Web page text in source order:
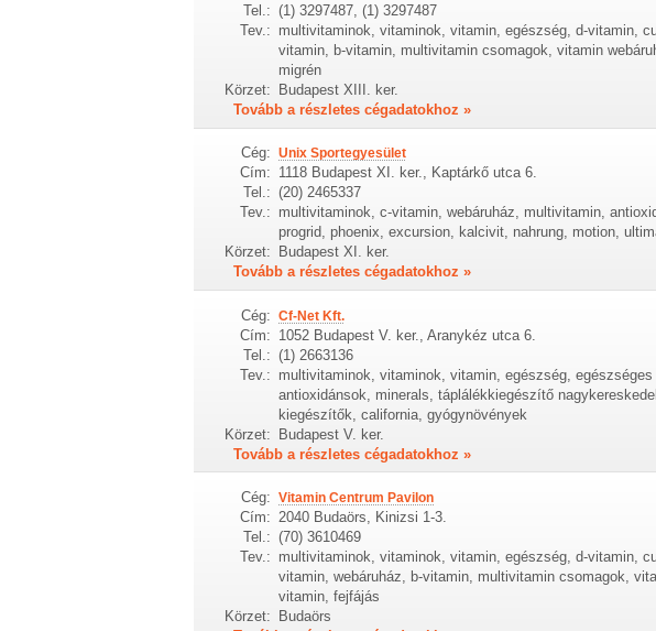
Tel.: (1) 3297487, (1) 3297487
Tev.: multivitaminok, vitaminok, vitamin, egészség, d-vitamin,
vitamin, b-vitamin, multivitamin csomagok, vitamin
migrén
Körzet:
Budapest XIII. ker.
Tovább a részletes cégadatokhoz »
Cég: Unix Sportegyesület
Cím: 1118 Budapest XI. ker., Kaptárkő utca 6.
Tel.: (20) 2465337
Tev.: multivitaminok, c-vitamin, webáruház, multivitamin,
progrid, phoenix, excursion, kalcivit, nahrung, motion,
Körzet:
Budapest XI. ker.
Tovább a részletes cégadatokhoz »
Cég: Cf-Net Kft.
Cím: 1052 Budapest V. ker., Aranykéz utca 6.
Tel.: (1) 2663136
Tev.: multivitaminok, vitaminok, vitamin, egészség, egészséges
antioxidánsok, minerals, táplálékkiegészítő
kiegészítők, california, gyógynövények
Körzet: Budapest V. ker.
Tovább a részletes cégadatokhoz »
Cég: Vitamin Centrum Pavilon
Cím: 2040 Budaörs, Kinizsi 1-3.
Tel.: (70) 3610469
Tev.: multivitaminok, vitaminok, vitamin, egészség, d-vitamin,
vitamin, webáruház, b-vitamin, multivitamin csomagok,
vitamin, fejfájás
Körzet:
Budaörs